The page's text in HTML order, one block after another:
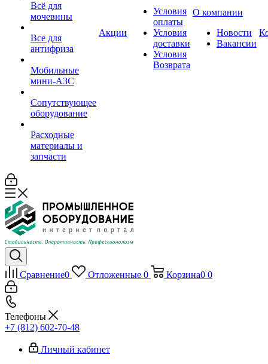
Всё для
мочевины
Все для
антифриза
Мобильные
мини-АЗС
Сопутствующее
оборудование
Расходные
материалы и
запчасти
Акции
Условия
оплаты
Условия
доставки
Условия
Возврата
О компании
Новости
Вакансии
Сравнение0 Отложенные 0 Корзина0 0
Телефоны
+7 (812) 602-70-48
Личный кабинет